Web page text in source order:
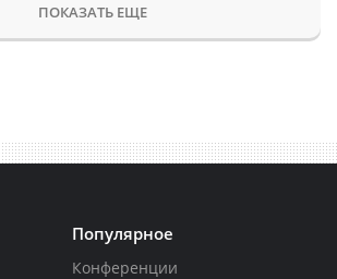
ПОКАЗАТЬ ЕЩЕ
Популярное
Конференции